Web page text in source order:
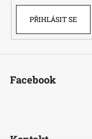
PŘIHLÁSIT SE
Facebook